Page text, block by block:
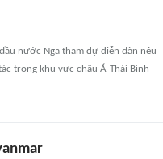
nước Nga tham dự diễn đàn nêu
trong khu vực châu Á-Thái Bình